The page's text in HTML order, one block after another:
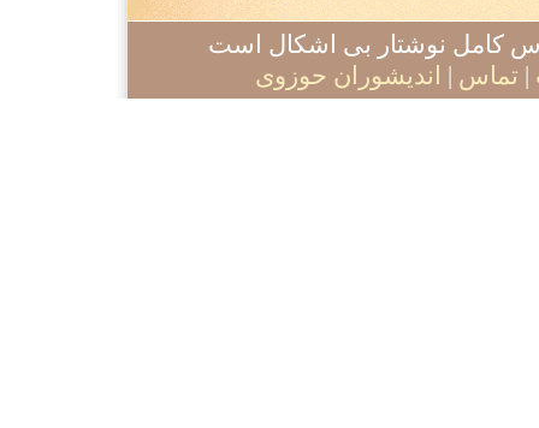
کامل نوشتار بی اشکال است
| تماس | اندیشوران حوزوی